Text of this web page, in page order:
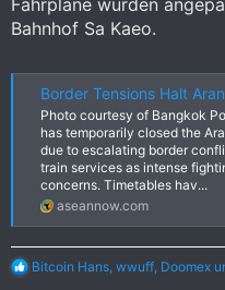
Fahrpläne wurden
Bahnhof Sa Kaeo.
Border Tensions Halt
Photo courtesy of Bangkok
has temporarily closed the
due to escalating border
train services as intense
concerns. Timetables hav...
aseannow.com
R
Bitcoin Hans wwuff Doomex